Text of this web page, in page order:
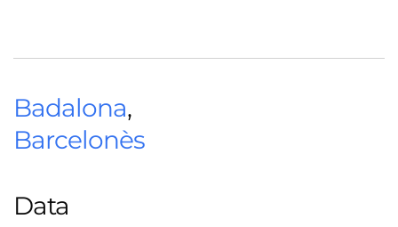
Badalona,
Barcelonès
Data